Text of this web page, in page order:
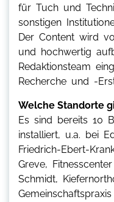
für Tuch und
sonstigen
Der Content wird
und hochwertig
Redaktionsteam
Recherche und -
Welche Standorte
Es sind bereits 10
installiert, u.a. bei
Friedrich-Ebert-
Greve,
Schmidt,